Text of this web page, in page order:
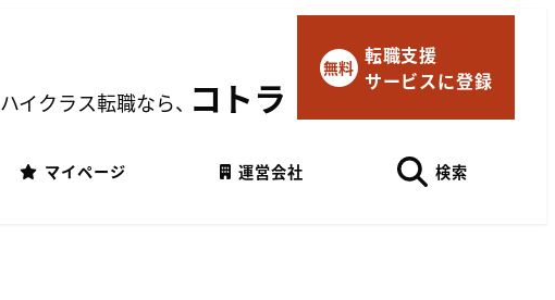
マイページにログイン
ハイクラス転職なら、コトラ
無料 転職支援
サービスに登録
マイページ 運営会社 検索